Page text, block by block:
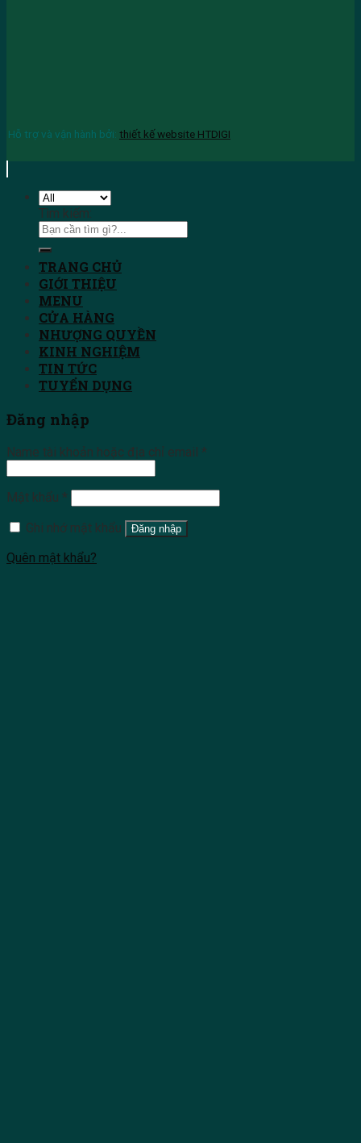
Hỗ trợ và vận hành bởi: thiết kế website HTDIGI
Tìm kiếm:
TRANG CHỦ
GIỚI THIỆU
MENU
CỬA HÀNG
NHƯỢNG QUYỀN
KINH NGHIỆM
TIN TỨC
TUYỂN DỤNG
Đăng nhập
Name tài khoản hoặc địa chỉ email *
Mật khẩu *
Ghi nhớ mật khẩu
Đăng nhập
Quên mật khẩu?